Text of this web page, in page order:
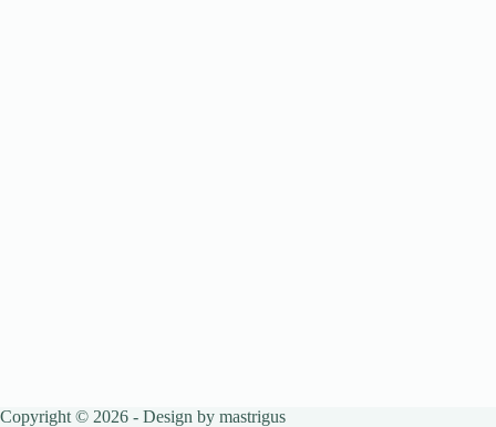
Copyright © 2026 - Design by mastrigus